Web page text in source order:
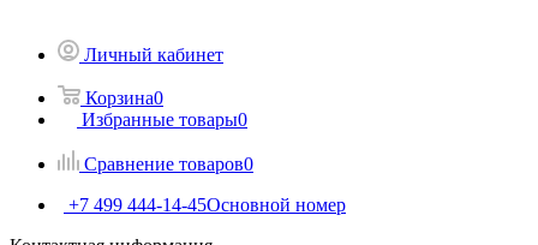
Личный кабинет
Корзина0
Избранные товары0
Сравнение товаров0
+7 499 444-14-45Основной номер